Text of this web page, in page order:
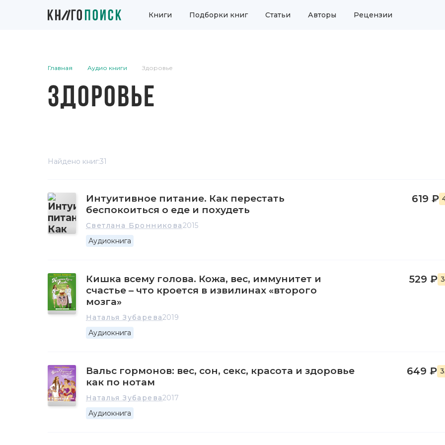
Книги Подборки книг Статьи Авторы Рецензии
Главная Аудио книги Здоровье
ЗДОРОВЬЕ
Найдено книг:31
Интуитивное питание. Как перестать
беспокоиться о еде и похудеть
Светлана Бронникова2015
Аудиокнига
619 ₽
Кишка всему голова. Кожа, вес, иммунитет и
счастье – что кроется в извилинах «второго
мозга»
Наталья Зубарева2019
Аудиокнига
529 ₽
Вальс гормонов: вес, сон, секс, красота и здоровье
как по нотам
Наталья Зубарева2017
Аудиокнига
649 ₽